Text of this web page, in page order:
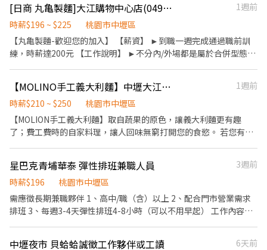
班津貼。 ✅工作時段說明：依店鋪營運需求排班；兼職人員每月可
配合排班時數須達60小時以上。 ✅提供免費溫馨員工餐點、交通便
您，加入三澧餐飲集團。 -------------------------------------------
------------------------------- 『加入三澧 成為家人』共同創造無限
可能。 1998年於台灣成立-日商三澧餐飲集團 HUMAX ASIA，屬於
日本Wondertable餐飲集團在台分公司。 深耕台灣多年的日本與義
廳：BELLINI CAFFÈ、BELLINI Pasta Pasta、MOLINO手工義大利
麵 ★日式鍋物餐廳：Mo-Mo-Paradise壽喜燒 ★日式天婦羅專門
店：天吉屋、吉天麩羅 全台直營店鋪皆位於各大百貨商場，並持續
穩定發展中。 ------------------------------------------------------
-------------------- 【應徵須知】 ①詳閱工作內容後，請審慎提出
應徵申請。 ②履歷初審合適者，將邀請實體面談，初審資格不符者
則不另行通知。 ③錄取的實際任用職稱及薪資，依面談結果與經驗
核定職級。
健檢 ★勞保、健保，6％勞退提撥 ⭕【工作說明】 《內場》:餐點製
作、食材備料、進貨盤點 《外場》:接待服務顧客、收銀結帳、環境
整潔 用最快速的速度提供美味的牛丼！ 用最有元氣的服務使顧客露
出滿意的笑容！ ★開朗活潑有笑容 ★ＳＯＰ專業流程 ★無經驗可
成為全球第一的連鎖餐飲集團。 我們堅持使用安全及高品質的食
材，當場現點現作提供美味可口的日本國民美食-牛丼/咖哩，並以
格，強調食品安全，顧客安心。不論是單獨一人、與家人一起、朋
友一起，皆可享受用餐的樂趣。
[日商 丸亀製麵]大江購物中心店(049)-長期兼職夥伴｜工讀生｜實習｜彈性排班
1週前
時薪$196 ~ $225
桃園市中壢區
【丸亀製麵-歡迎您的加入】 【薪資】 ►到職一週完成通過職前訓
練，時薪達200元 【工作說明】 ►不分內/外場都是屬於合併型態的
彈性排班08:30-23:00（面試時請於主管確認排班時間） 【薪資福
利】 1. 提供員工餐 2. 國定假日雙倍薪 3. 提供優秀同仁績效獎金 4.
久任獎金 5. 生日禮卷 6. 滿年資享特休假 7.福委會福利補助 ★★多項
福利歡迎您加入我們★★
【MOLINO手工義大利麵】中壢大江店-內場兼職(早班,晚班)-F01
1週前
時薪$210 ~ $250
桃園市中壢區
【MOLION手工義大利麵】取自蔬果的原色，讓義大利麵更有趣
了；費工費時的自家料理，讓人回味無窮打開您的食慾。 若您有兼
助進貨清點、歸位及後續處理 3. 開店前準備及閉店整理作業 4. 洗滌
與環境清潔 5. 完成主管交付工作 ✅工作時段 早班：09:00~18:00 晚
班：18:00~22:00或22:30 (排班區間另安排休息時間，週六、週日有
一天可排班者尤佳。) ※彈性排班可討論喔。週六與週日正常工時出
費溫馨員工餐點、停車免擔心，有免費停車場可停放汽車、摩托
星巴克青埔華泰 彈性排班兼職人員
3週前
時薪$196
桃園市中壢區
需應徵長期兼職夥伴 1、高中/職（含）以上 2、配合門市營業需求
排班 3、每週3-4天彈性排班4-8小時（可以不用早起） 工作內容
中壢夜市 貝蛤蛤誠徵工作夥伴或工讀
6天前